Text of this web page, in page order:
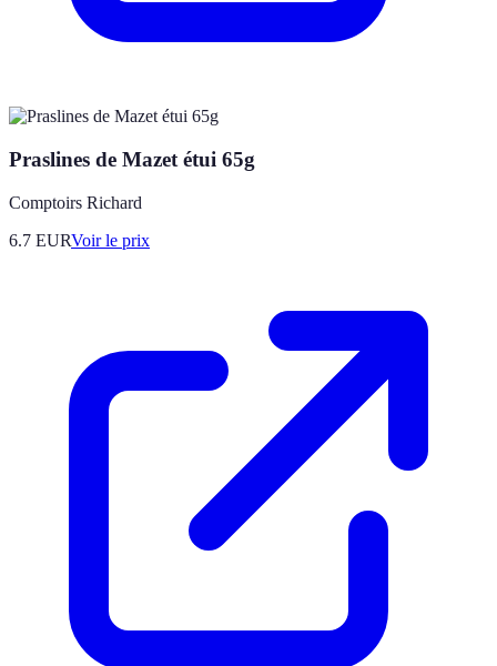
Praslines de Mazet étui 65g
Comptoirs Richard
6.7 EURVoir le prix